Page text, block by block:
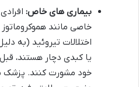
بیماری های خاص:
خاصی مانند
اختلالات تیروئید (به
یا کبدی دچار هستند،
خود مشورت کنند. پزشک